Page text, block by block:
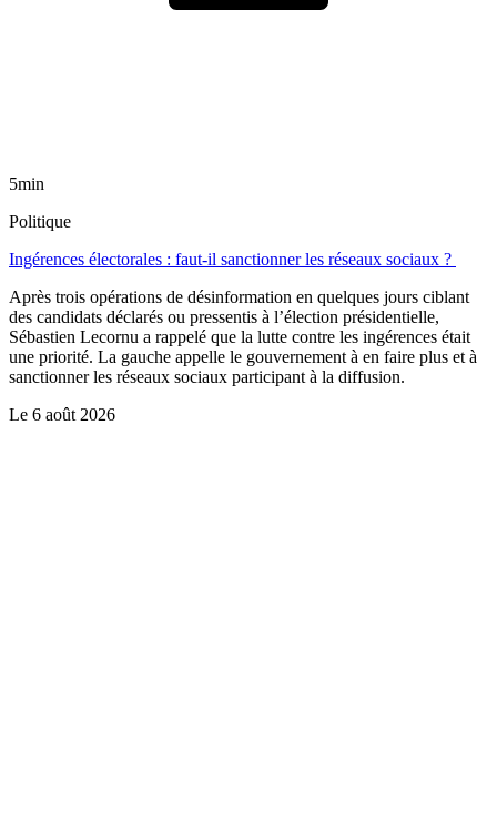
5min
Politique
Ingérences électorales : faut-il sanctionner les réseaux sociaux ?
Après trois opérations de désinformation en quelques jours ciblant
des candidats déclarés ou pressentis à l’élection présidentielle,
Sébastien Lecornu a rappelé que la lutte contre les ingérences était
une priorité. La gauche appelle le gouvernement à en faire plus et à
sanctionner les réseaux sociaux participant à la diffusion.
Le 6 août 2026